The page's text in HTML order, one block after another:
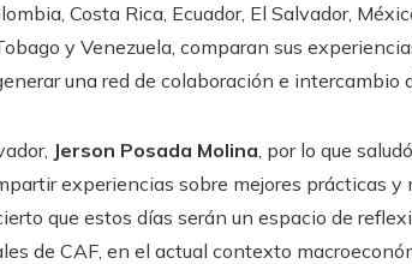
Costa Rica, Ecuador, El Salvador,
y Venezuela, comparan sus
una red de colaboración e intercambio
Jerson Posada Molina, por lo que
experiencias sobre mejores prácticas y
que estos días serán un espacio de
de CAF, en el actual contexto